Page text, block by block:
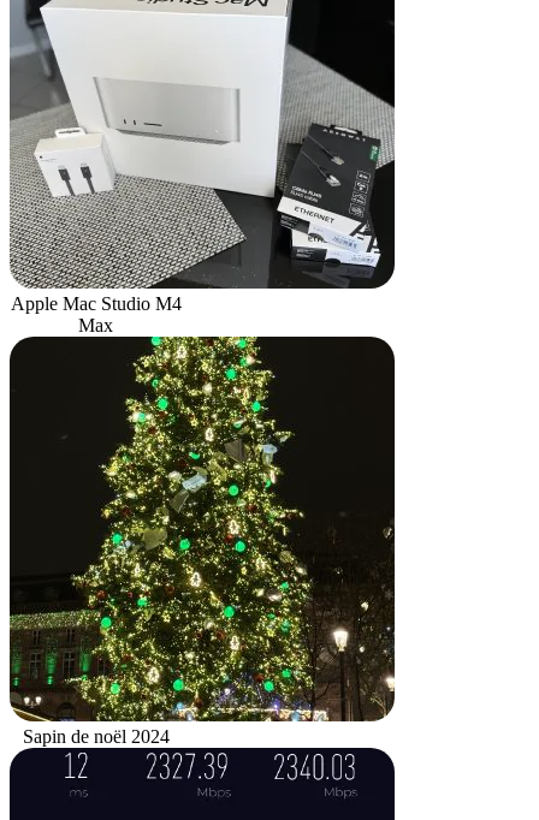
Apple Mac Studio M4
Max
Sapin de noël 2024